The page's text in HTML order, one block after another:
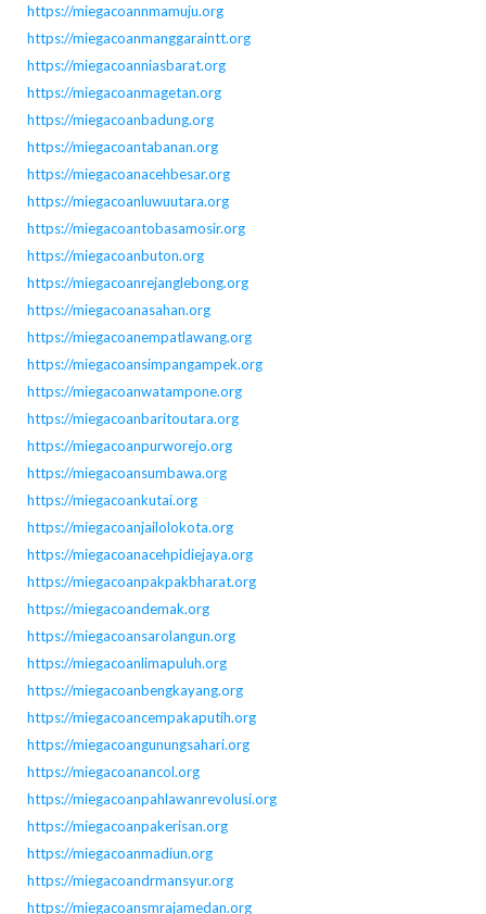
https://miegacoannmamuju.org
https://miegacoanmanggaraintt.org
https://miegacoanniasbarat.org
https://miegacoanmagetan.org
https://miegacoanbadung.org
https://miegacoantabanan.org
https://miegacoanacehbesar.org
https://miegacoanluwuutara.org
https://miegacoantobasamosir.org
https://miegacoanbuton.org
https://miegacoanrejanglebong.org
https://miegacoanasahan.org
https://miegacoanempatlawang.org
https://miegacoansimpangampek.org
https://miegacoanwatampone.org
https://miegacoanbaritoutara.org
https://miegacoanpurworejo.org
https://miegacoansumbawa.org
https://miegacoankutai.org
https://miegacoanjailolokota.org
https://miegacoanacehpidiejaya.org
https://miegacoanpakpakbharat.org
https://miegacoandemak.org
https://miegacoansarolangun.org
https://miegacoanlimapuluh.org
https://miegacoanbengkayang.org
https://miegacoancempakaputih.org
https://miegacoangunungsahari.org
https://miegacoanancol.org
https://miegacoanpahlawanrevolusi.org
https://miegacoanpakerisan.org
https://miegacoanmadiun.org
https://miegacoandrmansyur.org
https://miegacoansmrajamedan.org